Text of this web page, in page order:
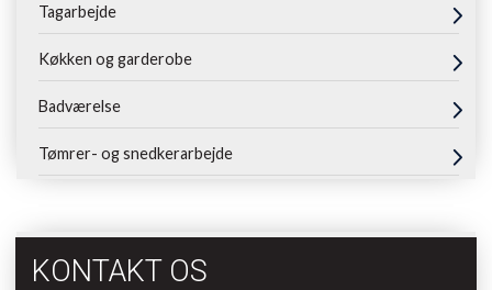
Tagarbejde
Køkken og garderobe
Badværelse
Tømrer- og snedkerarbejde
KONTAKT OS